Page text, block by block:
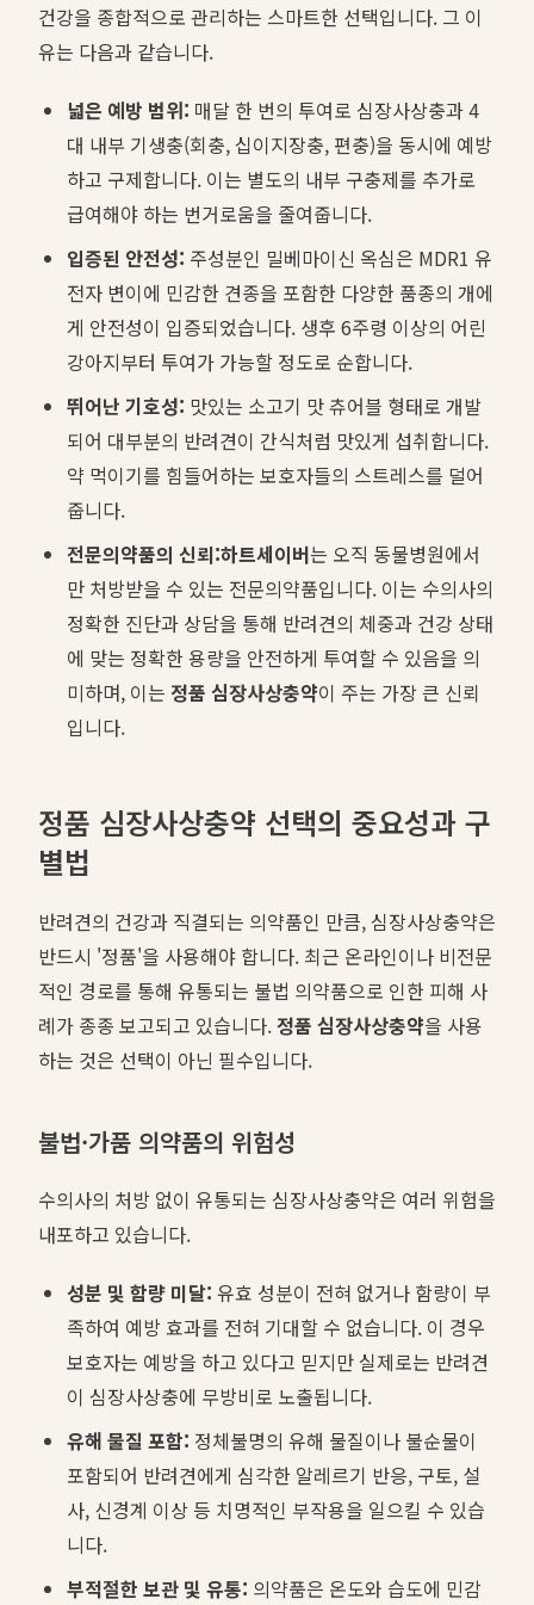
건강을 종합적으로 관리하는 스마트한 선택입니다. 그 이
유는 다음과 같습니다.
넓은 예방 범위: 매달 한 번의 투여로 심장사상충과 4
대 내부 기생충(회충, 십이지장충, 편충)을 동시에 예방
하고 구제합니다. 이는 별도의 내부 구충제를 추가로
급여해야 하는 번거로움을 줄여줍니다.
입증된 안전성: 주성분인 밀베마이신 옥심은 MDR1 유
전자 변이에 민감한 견종을 포함한 다양한 품종의 개에
게 안전성이 입증되었습니다. 생후 6주령 이상의 어린
강아지부터 투여가 가능할 정도로 순합니다.
뛰어난 기호성: 맛있는 소고기 맛 츄어블 형태로 개발
되어 대부분의 반려견이 간식처럼 맛있게 섭취합니다.
약 먹이기를 힘들어하는 보호자들의 스트레스를 덜어
줍니다.
전문의약품의 신뢰:하트세이버는 오직 동물병원에서
만 처방받을 수 있는 전문의약품입니다. 이는 수의사의
정확한 진단과 상담을 통해 반려견의 체중과 건강 상태
에 맞는 정확한 용량을 안전하게 투여할 수 있음을 의
미하며, 이는 정품 심장사상충약이 주는 가장 큰 신뢰
입니다.
정품 심장사상충약 선택의 중요성과 구
별법
반려견의 건강과 직결되는 의약품인 만큼, 심장사상충약은
반드시 '정품'을 사용해야 합니다. 최근 온라인이나 비전문
적인 경로를 통해 유통되는 불법 의약품으로 인한 피해 사
례가 종종 보고되고 있습니다. 정품 심장사상충약을 사용
하는 것은 선택이 아닌 필수입니다.
불법·가품 의약품의 위험성
수의사의 처방 없이 유통되는 심장사상충약은 여러 위험을
내포하고 있습니다.
성분 및 함량 미달: 유효 성분이 전혀 없거나 함량이 부
족하여 예방 효과를 전혀 기대할 수 없습니다. 이 경우
보호자는 예방을 하고 있다고 믿지만 실제로는 반려견
이 심장사상충에 무방비로 노출됩니다.
유해 물질 포함: 정체불명의 유해 물질이나 불순물이
포함되어 반려견에게 심각한 알레르기 반응, 구토, 설
사, 신경계 이상 등 치명적인 부작용을 일으킬 수 있습
니다.
부적절한 보관 및 유통: 의약품은 온도와 습도에 민감